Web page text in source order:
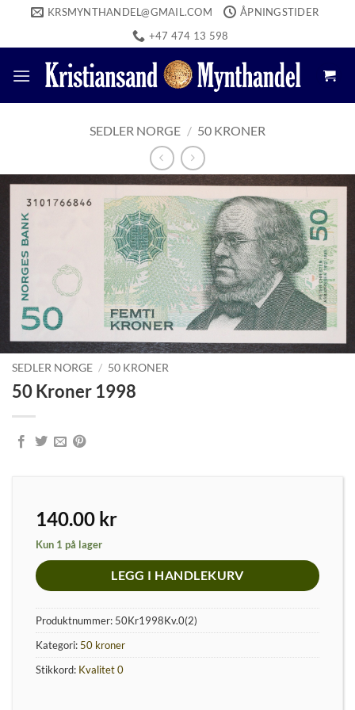
content
KRSMYNTHANDEL@GMAIL.COM
ÅPNINGSTIDER
+47 474 13 598
SEDLER NORGE / 50 KRONER
SEDLER NORGE / 50 KRONER
50 Kroner 1998
140.00 kr
Kun 1 på lager
LEGG I HANDLEKURV
Produktnummer: 50Kr1998Kv.0(2)
Kategori: 50 kroner
Stikkord: Kvalitet 0